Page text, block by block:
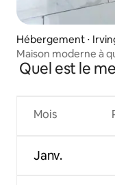
Hébergement ⋅
Maison moderne à
chambres | 2 salles
Quel est le
Mois
Janv.